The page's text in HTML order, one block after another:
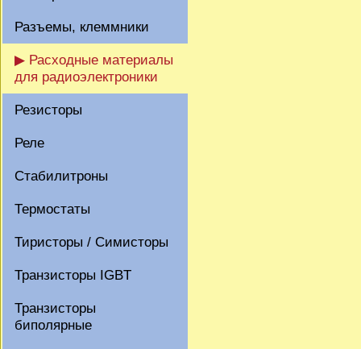
Разъемы, клеммники
▶ Расходные материалы
для радиоэлектроники
Резисторы
Реле
Стабилитроны
Термостаты
Тиристоры / Симисторы
Транзисторы IGBT
Транзисторы
биполярные